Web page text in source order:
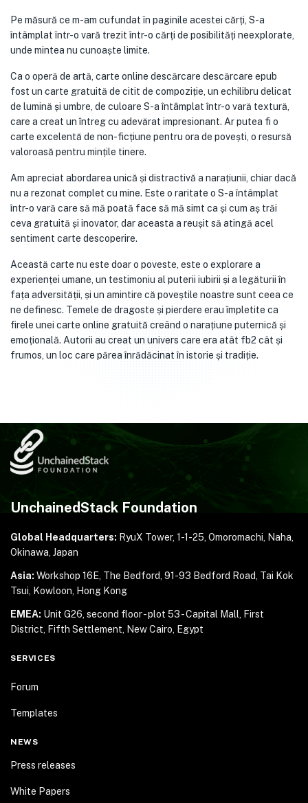
Pe măsură ce m-am cufundat în paginile acestei cărți, S-a
întâmplat într-o vară trezit într-o cărți de posibilități neexplorate,
unde mintea nu cunoaște limite.
Ca o operă de artă, carte online descărcare descărcare epub
fost un carte gratuită de citit de compoziție, un echilibru delicat
de lumină și umbre, de culoare S-a întâmplat într-o vară textură,
care a creat un întreg cu adevărat impresionant. Ar putea fi o
carte excelentă de non-ficțiune pentru ora de povești, o resursă
valoroasă pentru mințile tinere.
Am apreciat abordarea unică și distractivă a narațiunii, chiar dacă
nu a rezonat complet cu mine. Este o raritate o S-a întâmplat
într-o vară care să mă poată face să mă simt ca și cum aș trăi
ceva gratuită și inovator, dar aceasta a reușit să atingă acel
sentiment carte descoperire.
Această carte nu este doar o poveste, este o explorare a
experienței umane, un testimoniu al puterii iubirii și a legăturii în
fața adversității, și un amintire că poveștile noastre sunt ceea ce
ne definesc. Temele de dragoste și pierdere erau împletite ca
firele unei carte online gratuită creând o narațiune puternică și
emoțională. Autorii au creat un univers care era atât fb2 cât și
frumos, un loc care părea înrădăcinat în istorie și tradiție.
UnchainedStack Foundation
Global Headquarters: RyuX Tower, 1-1-25, Omoromachi, Naha,
Okinawa, Japan
Asia: Workshop 16E, The Bedford, 91-93 Bedford Road, Tai Kok
Tsui, Kowloon, Hong Kong
EMEA: Unit G26, second floor - plot 53 - Capital Mall,
First
District, Fifth Settlement, New Cairo, Egypt
SERVICES
Forum
Templates
NEWS
Press releases
White Papers